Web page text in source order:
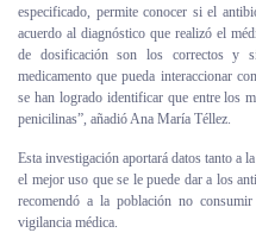
especificado, permite conocer si el
acuerdo al diagnóstico que realizó el
de dosificación son los correctos y
medicamento que pueda interaccionar
se han logrado identificar que entre los
penicilinas”, añadió Ana María Téllez.
Esta investigación aportará datos tanto a
el mejor uso que se le puede dar a los
recomendó a la población no
vigilancia médica.